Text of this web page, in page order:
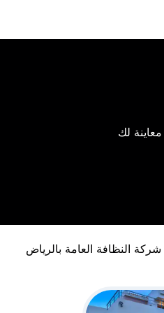
لك
النظافة العامة بالرياض